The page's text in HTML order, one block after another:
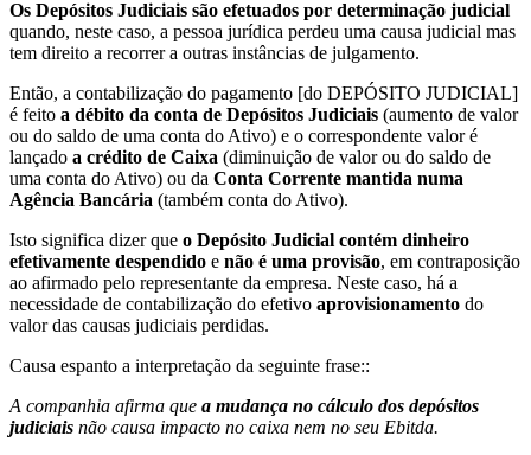
Os Depósitos Judiciais são efetuados por determinação judicial
quando, neste caso, a pessoa jurídica perdeu uma causa judicial mas
tem direito a recorrer a outras instâncias de julgamento.
Então, a contabilização do pagamento [do DEPÓSITO JUDICIAL]
é feito a débito da conta de Depósitos Judiciais (aumento de valor
ou do saldo de uma conta do Ativo) e o correspondente valor é
lançado a crédito de Caixa (diminuição de valor ou do saldo de
uma conta do Ativo) ou da Conta Corrente mantida numa
Agência Bancária (também conta do Ativo).
Isto significa dizer que o Depósito Judicial contém dinheiro
efetivamente despendido e não é uma provisão, em contraposição
ao afirmado pelo representante da empresa. Neste caso, há a
necessidade de contabilização do efetivo aprovisionamento do
valor das causas judiciais perdidas.
Causa espanto a interpretação da seguinte frase::
A companhia afirma que a mudança no cálculo dos depósitos
judiciais não causa impacto no caixa nem no seu Ebitda.